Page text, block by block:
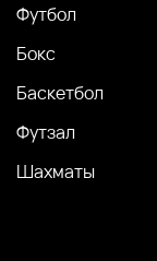
Футбол
Бокс
Баскетбол
Футзал
Шахматы